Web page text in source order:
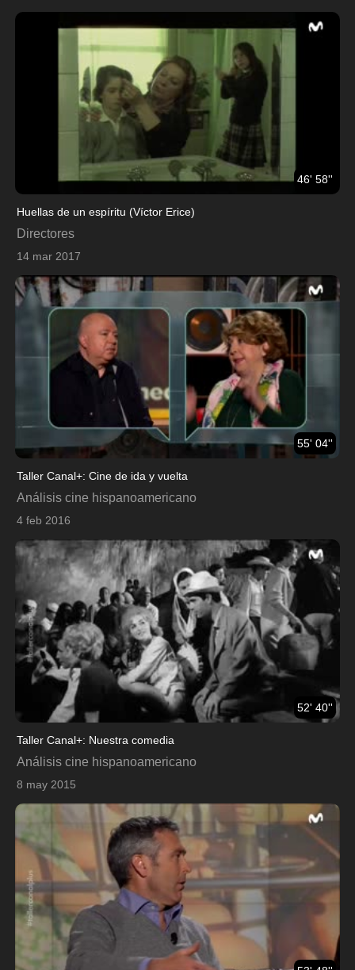
46' 58''
Huellas de un espíritu (Víctor Erice)
Directores
14 mar 2017
55' 04''
Taller Canal+: Cine de ida y vuelta
Análisis cine hispanoamericano
4 feb 2016
52' 40''
Taller Canal+: Nuestra comedia
Análisis cine hispanoamericano
8 may 2015